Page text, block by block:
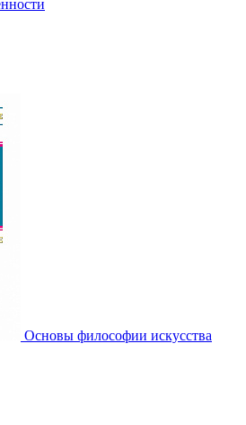
Основы философии искусства